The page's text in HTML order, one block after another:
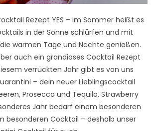
Rezept YES – im Sommer heißt es
in der Sonne schlürfen und mit
warmen Tage und Nächte genießen.
auch ein grandioses Cocktail Rezept
verrückten Jahr gibt es von uns
– dein neuer Lieblingscocktail
Prosecco und Tequila. Strawberry
Jahr bedarf einem besonderen
besonderen Cocktail – deshalb unser